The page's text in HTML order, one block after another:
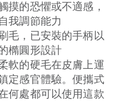
摸的恐懼或不適感，
我調節能力
毛，已安裝的手柄以
橢圓形設計
軟的硬毛在皮膚上運
定感官體驗。便攜式
何處都可以使用這款